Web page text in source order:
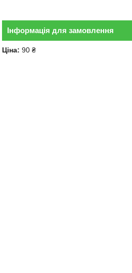
Інформація для замовлення
Ціна: 90 ₴